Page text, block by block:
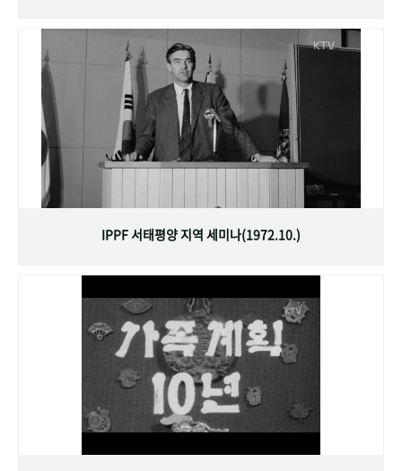
IPPF 서태평양 지역 세미나(1972.10.)